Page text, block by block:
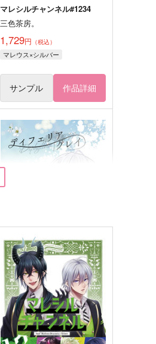
マレシルチャンネル#1234
三色茶房。
1,729円 （税込）
マレウス×シルバー
サンプル 作品詳細
ディフェリアグレイ
蒼色系統
975円（税込）
山姥切長義×女審神者